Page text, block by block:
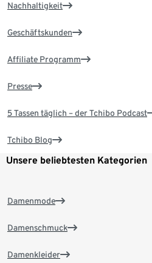
Nachhaltigkeit
Geschäftskunden
Affiliate Programm
Presse
5 Tassen täglich – der Tchibo Podcast
Tchibo Blog
Unsere beliebtesten Kategorien
Damenmode
Damenschmuck
Damenkleider